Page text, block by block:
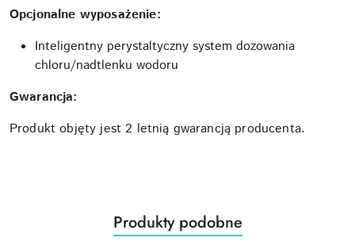
Opcjonalne wyposażenie:
Inteligentny perystaltyczny system dozowania
chloru/nadtlenku wodoru
Gwarancja:
Produkt objęty jest 2 letnią gwarancją producenta.
Pomiń karuzelę produktów
Produkty
o
Produkty podobne